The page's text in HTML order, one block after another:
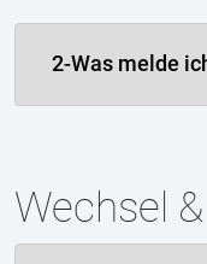
2-Was melde
Wechsel